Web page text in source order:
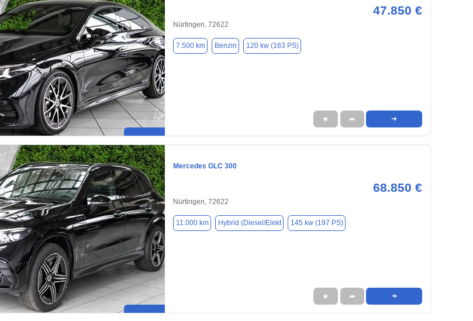
47.850 €
Nürtingen, 72622
7.500 km Benzin 120 kw (163 PS)
★ ➦ ➜
Mercedes GLC 300
68.850 €
Nürtingen, 72622
11.000 km Hybrid (Diesel/Elekt 145 kw (197 PS)
★ ➦ ➜